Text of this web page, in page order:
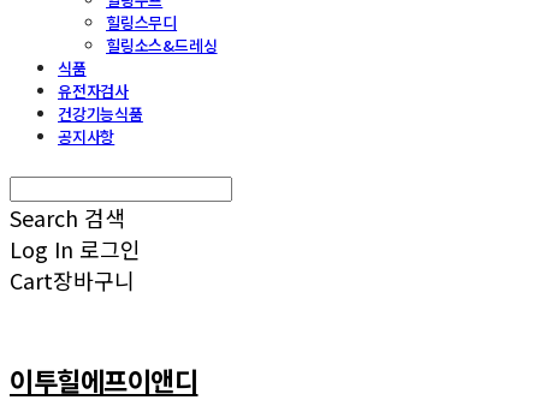
힐링스무디
힐링소스&드레싱
식품
유전자검사
건강기능식품
공지사항
Search 검색
Log In 로그인
Cart장바구니
이투힐에프이앤디